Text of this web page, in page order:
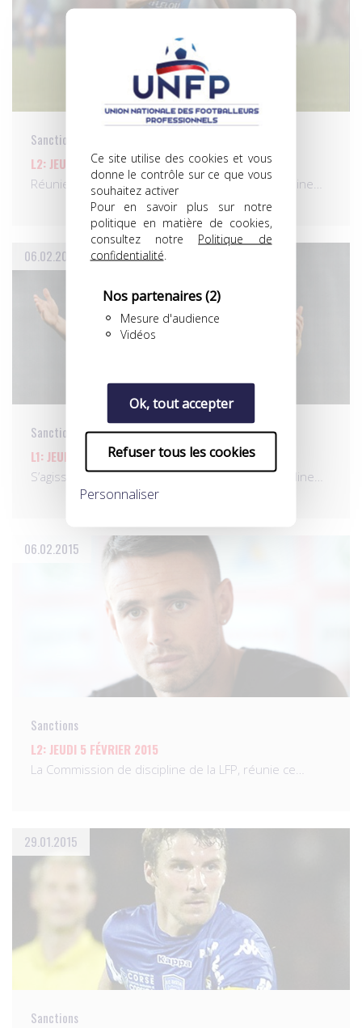
Ce site utilise des cookies et vous
donne le contrôle sur ce que vous
souhaitez activer
Pour en savoir plus sur notre
politique en matière de cookies,
consultez notre Politique de
confidentialité
Nos partenaires(2)
Mesure d'audience
Vidéos
Ok, tout accepter
Refuser tous les cookies
Personnaliser
Sanctions
L2: JEUDI 12 FÉVRIER 2015
Réunie ce jeudi à Paris, la Commission de discipline…
06.02.2015
Sanctions
L1: JEUDI 5 FÉVRIER 2015
S’agissant de la Ligue 1, la Commission de discipline…
06.02.2015
Sanctions
L2: JEUDI 5 FÉVRIER 2015
La Commission de discipline de la LFP, réunie ce…
29.01.2015
Sanctions